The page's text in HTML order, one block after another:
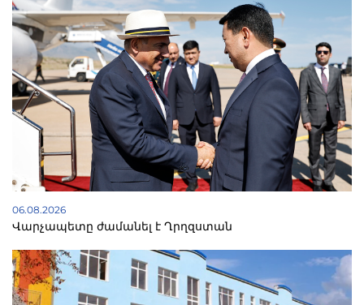
06.08.2026
Վարչապետը ժամանել է Ղրղզստան